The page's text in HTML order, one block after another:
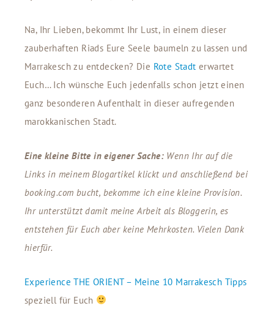
Na, Ihr Lieben, bekommt Ihr Lust, in einem dieser
zauberhaften Riads Eure Seele baumeln zu lassen und
Marrakesch zu entdecken? Die Rote Stadt erwartet
Euch… Ich wünsche Euch jedenfalls schon jetzt einen
ganz besonderen Aufenthalt in dieser aufregenden
marokkanischen Stadt.
Eine kleine Bitte in eigener Sache: Wenn Ihr auf die
Links in meinem Blogartikel klickt und anschließend bei
booking.com bucht, bekomme ich eine kleine Provision.
Ihr unterstützt damit meine Arbeit als Bloggerin, es
entstehen für Euch aber keine Mehrkosten. Vielen Dank
hierfür.
Experience THE ORIENT – Meine 10 Marrakesch Tipps
speziell für Euch